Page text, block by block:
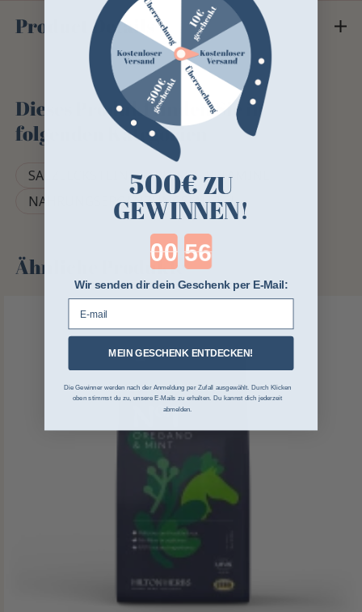
Product Details
Dieses Produkt finden Sie in
folgenden Kategorien
SALZLECKSTEIN
PFERDE-VITAMINE
NAHRUNGSERGÄNZUNGSMITTEL
Ähnliche Produkte
500€ ZU
GEWINNEN!
Countdown ends in:
Wir senden dir dein Geschenk per E-Mail:
MEIN GESCHENK ENTDECKEN!
Die Gewinner werden nach der Anmeldung per Zufall ausgewählt. Durch Klicken
oben stimmst du zu, unsere E-Mails zu erhalten. Du kannst dich jederzeit
abmelden.